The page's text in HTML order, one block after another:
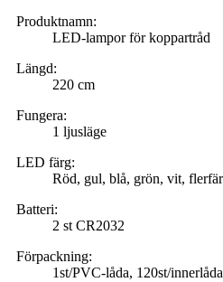
Produktnamn:
LED-lampor för koppartråd
Längd:
220 cm
Fungera:
1 ljusläge
LED färg:
Röd, gul, blå, grön, vit,
Batteri:
2 st CR2032
Förpackning:
1st/PVC-låda, 120st/